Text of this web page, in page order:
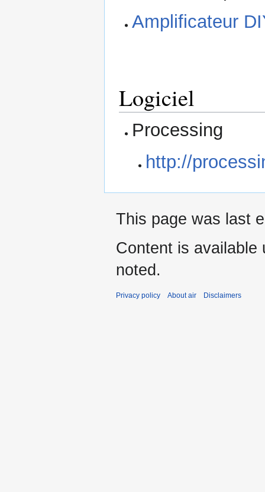
Amplificateur
Logiciel
Processing
http://
This page was last
Content is available
noted.
Privacy policy About air Disclaimers